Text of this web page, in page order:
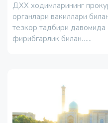
ДХХ ходимларининг
органлари вакиллари
тезкор тадбири
фирибгарлик билан…...